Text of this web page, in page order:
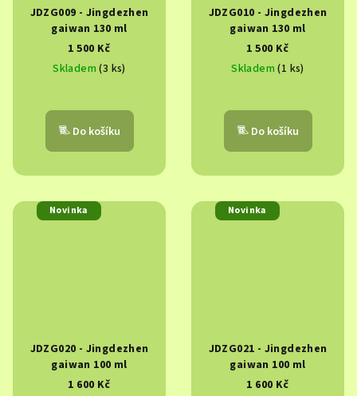
JDZG009 - Jingdezhen
gaiwan 130 ml
1 500 Kč
Skladem(3 ks)
Do košíku
JDZG010 - Jingdezhen
gaiwan 130 ml
1 500 Kč
Skladem(1 ks)
Do košíku
Novinka
JDZG020 - Jingdezhen
gaiwan 100 ml
1 600 Kč
Novinka
JDZG021 - Jingdezhen
gaiwan 100 ml
1 600 Kč